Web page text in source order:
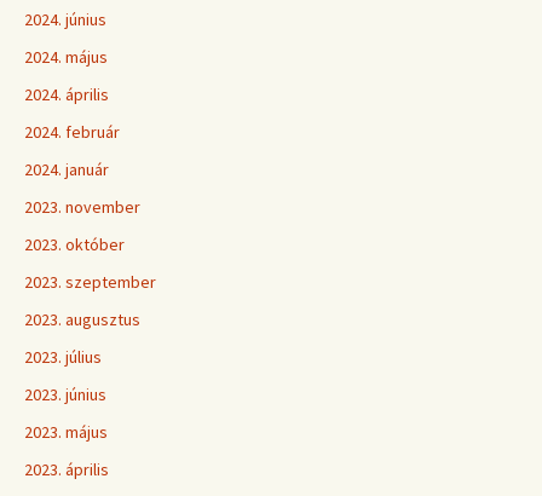
2024. június
2024. május
2024. április
2024. február
2024. január
2023. november
2023. október
2023. szeptember
2023. augusztus
2023. július
2023. június
2023. május
2023. április